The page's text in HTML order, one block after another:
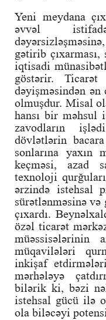
Yeni meydana
əvvəl
gətirib
iqtisadi
göstərir. Ticarət
dəyişməsindən
olmuşdur. Misal
hansı bir məhsul
zavodların
dövlətlərin
sonlarına yaxın
keçməsi, azad
texnoloji
ərzində istehsal
sürətlənməsinə və
çıxardı.
özəl ticarət
müəssisələrinin
müqavilələri
inkişaf
mərhələyə
bilərik ki, bəzi
istehsal gücü ilə
ola biləcəyi